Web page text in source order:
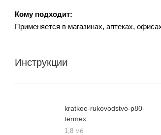
Кому подходит:
Применяется в магазинах, аптеках,
Инструкции
kratkoe-rukovodstvo-p80-
termex
1,8 мб